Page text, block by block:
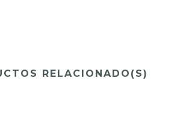
RELACIONADO(S)